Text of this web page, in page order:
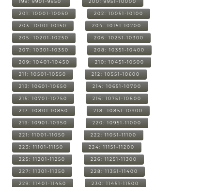
199: 9901-9950 200: 9951-10000
201: 10001-10050 202: 10051-10100
203: 10101-10150 204: 10151-10200
205: 10201-10250 206: 10251-10300
207: 10301-10350 208: 10351-10400
209: 10401-10450 210: 10451-10500
211: 10501-10550 212: 10551-10600
213: 10601-10650 214: 10651-10700
215: 10701-10750 216: 10751-10800
217: 10801-10850 218: 10851-10900
219: 10901-10950 220: 10951-11000
221: 11001-11050 222: 11051-11100
223: 11101-11150 224: 11151-11200
225: 11201-11250 226: 11251-11300
227: 11301-11350 228: 11351-11400
229: 11401-11450 230: 11451-11500